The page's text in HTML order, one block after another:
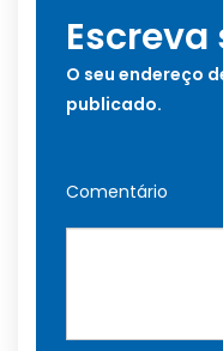
O seu endereço
publicado.
Comentário